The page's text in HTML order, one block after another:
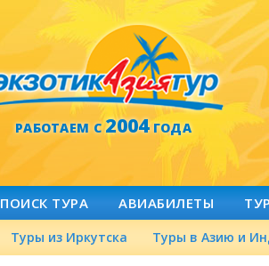
РАБОТАЕМ С2004ГОДА
ПОИСК ТУРА АВИАБИЛЕТЫ
Туры из Иркутска Туры в Азию и